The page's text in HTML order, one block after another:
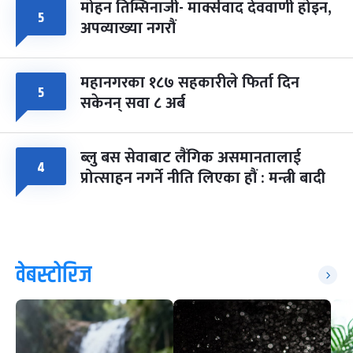
५ मोहन तिम्सिनाजी- मार्क्सवाद देववाणी होइन,
अपव्याख्या नगरौं
५ महानगरका १८७ सहकारीले फिर्ता दिन
सकेनन् सवा ८ अर्ब
४ ब्लु बस सेवाबाट लैंगिक असमानतालाई
प्रोत्साहन नगर्ने नीति लिएका हौं : मन्त्री बादी
वेबस्टोरिज